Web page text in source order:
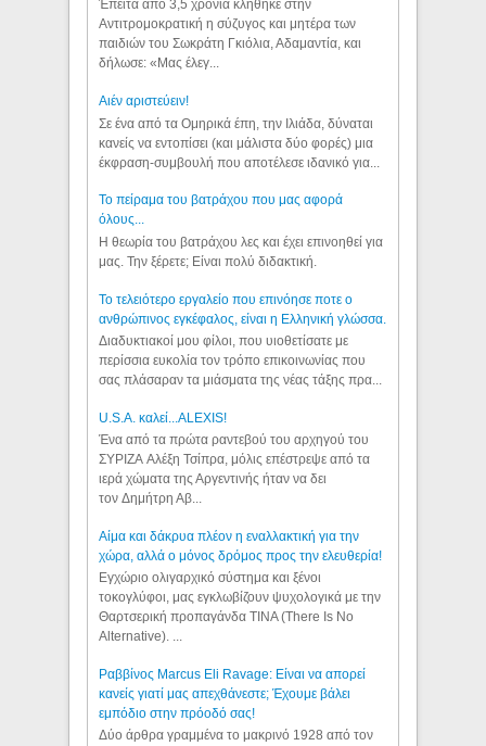
Έπειτα από 3,5 χρόνια κλήθηκε στην
Αντιτρομοκρατική η σύζυγος και μητέρα των
παιδιών του Σωκράτη Γκιόλια, Αδαμαντία, και
δήλωσε: «Μας έλεγ...
Aιέν αριστεύειν!
Σε ένα από τα Ομηρικά έπη, την Ιλιάδα, δύναται
κανείς να εντοπίσει (και μάλιστα δύο φορές) μια
έκφραση-συμβουλή που αποτέλεσε ιδανικό για...
Το πείραμα του βατράχου που μας αφορά
όλους...
Η θεωρία του βατράχου λες και έχει επινοηθεί για
μας. Την ξέρετε; Είναι πολύ διδακτική.
Το τελειότερο εργαλείο που επινόησε ποτε ο
ανθρώπινος εγκέφαλος, είναι η Ελληνική γλώσσα.
Διαδυκτιακοί μου φίλοι, που υιοθετίσατε με
περίσσια ευκολία τον τρόπο επικοινωνίας που
σας πλάσαραν τα μιάσματα της νέας τάξης πρα...
U.S.A. καλεί...ALEXIS!
Ένα από τα πρώτα ραντεβού του αρχηγού του
ΣΥΡΙΖΑ Αλέξη Τσίπρα, μόλις επέστρεψε από τα
ιερά χώματα της Αργεντινής ήταν να δει
τον Δημήτρη Αβ...
Αίμα και δάκρυα πλέον η εναλλακτική για την
χώρα, αλλά ο μόνος δρόμος προς την ελευθερία!
Εγχώριο ολιγαρχικό σύστημα και ξένοι
τοκογλύφοι, μας εγκλωβίζουν ψυχολογικά με την
Θαρτσερική προπαγάνδα TINA (There Is No
Alternative). ...
Ραββίνος Marcus Eli Ravage: Είναι να απορεί
κανείς γιατί μας απεχθάνεστε; Έχουμε βάλει
εμπόδιο στην πρόοδό σας!
Δύο άρθρα γραμμένα το μακρινό 1928 από τον